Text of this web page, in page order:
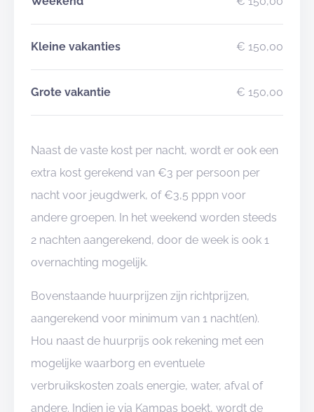
Kleine vakanties € 150,00
Grote vakantie € 150,00
Naast de vaste kost per nacht, wordt er ook een
extra kost gerekend van €3 per persoon per
nacht voor jeugdwerk, of €3,5 pppn voor
andere groepen. In het weekend worden steeds
2 nachten aangerekend, door de week is ook 1
overnachting mogelijk.
Bovenstaande huurprijzen zijn richtprijzen,
aangerekend voor minimum van 1 nacht(en).
Hou naast de huurprijs ook rekening met een
mogelijke waarborg en eventuele
verbruikskosten zoals energie, water, afval of
andere. Indien je via Kampas boekt, wordt de